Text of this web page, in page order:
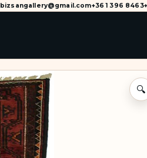
bizsangallery@gmail.com+36 1 396 8463
🔍